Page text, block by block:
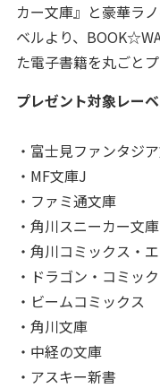
カー文庫』と豪華ラ
ベルより、
た電子書籍を丸ごとプ
プレゼント対象レー
・富士見ファンタジ
・MF文庫J
・ファミ通文庫
・角川スニーカー文庫
・角川コミックス・
・ドラゴン・コミッ
・ビームコミックス
・角川文庫
・中経の文庫
・アスキー新書